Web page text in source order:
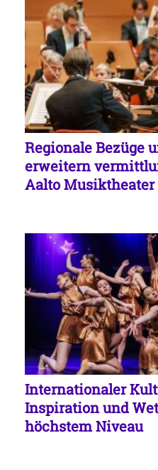
Regionale Bezüge
erweitern
Aalto Musiktheater
Internationaler
Inspiration und
höchstem Niveau